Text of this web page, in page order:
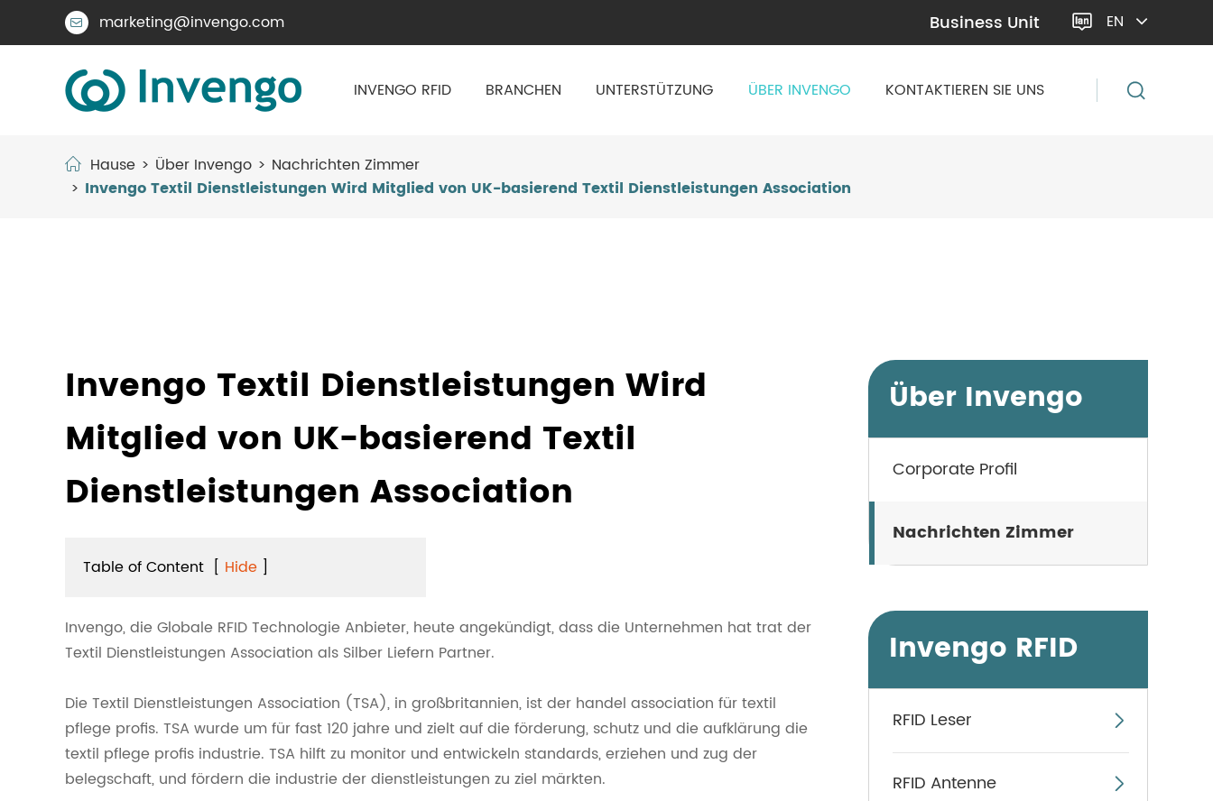
 marketing@invengo.com Business Unit  EN
INVENGO RFID BRANCHEN UNTERSTÜTZUNG ÜBER INVENGO KONTAKTIEREN SIE UNS
Hause Über Invengo
Nachrichten Zimmer
Invengo Textil Dienstleistungen Wird Mitglied von UK-basierend Textil Dienstleistungen Association
Invengo Textil Dienstleistungen Wird
Mitglied von UK-basierend Textil
Dienstleistungen Association
Table of Content [ Hide ]
Invengo, die Globale RFID Technologie Anbieter, heute angekündigt, dass die Unternehmen hat trat der
Textil Dienstleistungen Association als Silber Liefern Partner.
Die Textil Dienstleistungen Association (TSA), in großbritannien, ist der handel association für textil
pflege profis. TSA wurde um für fast 120 jahre und zielt auf die förderung, schutz und die aufklärung die
textil pflege profis industrie. TSA hilft zu monitor und entwickeln standards, erziehen und zug der
belegschaft, und fördern die industrie der dienstleistungen zu ziel märkten.
Über Invengo
Corporate Profil
Nachrichten Zimmer
Invengo RFID
RFID Leser 
RFID Antenne 